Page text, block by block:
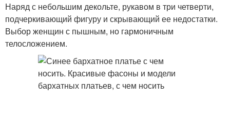
Наряд с небольшим декольте, рукавом в три четверти,
подчеркивающий фигуру и скрывающий ее недостатки.
Выбор женщин с пышным, но гармоничным
телосложением.